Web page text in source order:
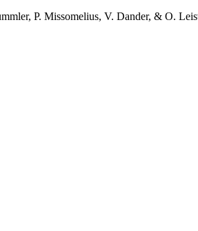
P. Missomelius, V. Dander, & O.